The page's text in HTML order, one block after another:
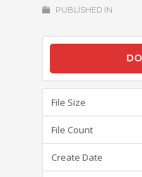
PUBLISHED IN
File Size
File Count
Create Date